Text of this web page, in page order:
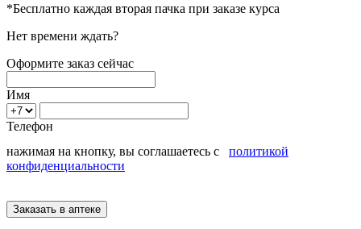
*Бесплатно каждая вторая пачка при заказе курса
Нет времени ждать?
Оформите заказ сейчас
Имя
Телефон
нажимая на кнопку, вы соглашаетесь с политикой
конфиденциальности